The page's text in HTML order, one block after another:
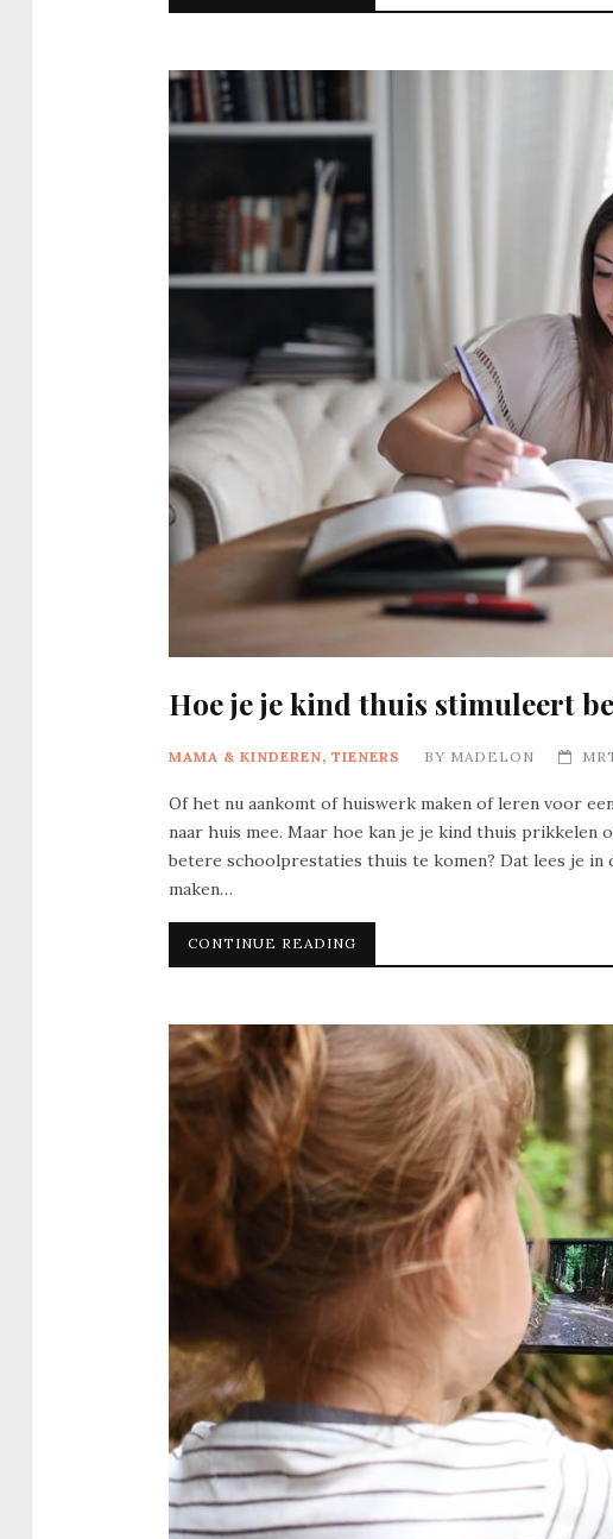
Hoe je je kind thuis stimuleert
MAMA & KINDEREN, TIENERS BY MADELON
Of het nu aankomt of huiswerk maken of leren voor
naar huis mee. Maar hoe kan je je kind thuis
betere schoolprestaties thuis te komen? Dat lees je
maken…
CONTINUE READING